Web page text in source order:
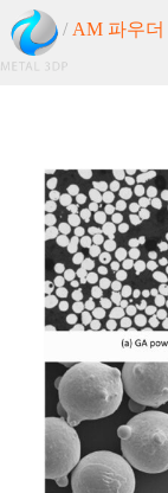
홈/ AM 파우더